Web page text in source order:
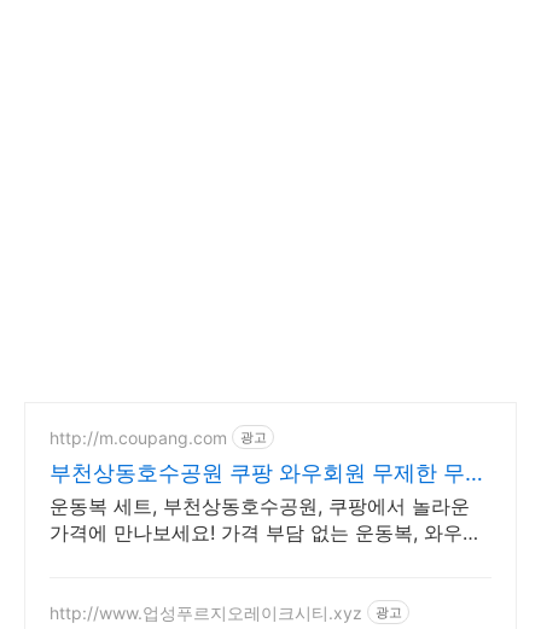
http://m.coupang.com 광고
부천상동호수공원 쿠팡 와우회원 무제한 무료
배송
운동복 세트, 부천상동호수공원, 쿠팡에서 놀라운
가격에 만나보세요! 가격 부담 없는 운동복, 와우회
http://www.업성푸르지오레이크시티.xyz 광고